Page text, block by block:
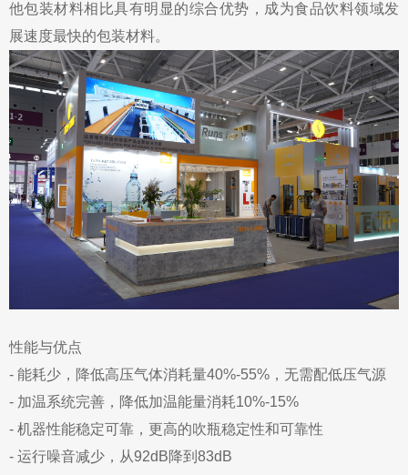
他包装材料相比具有明显的综合优势，成为食品饮料领域发
展速度最快的包装材料。
性能与优点
- 能耗少，降低高压气体消耗量40%-55%，无需配低压气源
- 加温系统完善，降低加温能量消耗10%-15%
- 机器性能稳定可靠，更高的吹瓶稳定性和可靠性
- 运行噪音减少，从92dB降到83dB